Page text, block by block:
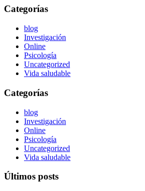
Categorías
blog
Investigación
Online
Psicología
Uncategorized
Vida saludable
Categorías
blog
Investigación
Online
Psicología
Uncategorized
Vida saludable
Últimos posts